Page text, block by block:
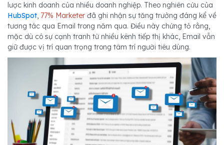
lược kinh doanh của nhiều doanh nghiệp. Theo nghiên cứu của
HubSpot, 77% Marketer đã ghi nhận sự tăng trưởng đáng kể về
tương tác qua Email trong năm qua. Điều này chứng tỏ rằng,
mặc dù có sự cạnh tranh từ nhiều kênh tiếp thị khác, Email vẫn
giữ được vị trí quan trọng trong tâm trí người tiêu dùng.